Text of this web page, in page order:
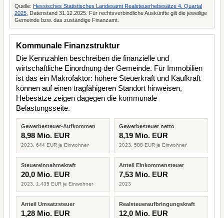
Quelle: Hessisches Statistisches Landesamt Realsteuerhebesätze 4. Quartal
2025 , Datenstand 31.12.2025. Für rechtsverbindliche Auskünfte gilt die jeweilige
Gemeinde bzw. das zuständige Finanzamt.
Kommunale Finanzstruktur
Die Kennzahlen beschreiben die finanzielle und
wirtschaftliche Einordnung der Gemeinde. Für Immobilien
ist das ein Makrofaktor: höhere Steuerkraft und Kaufkraft
können auf einen tragfähigeren Standort hinweisen,
Hebesätze zeigen dagegen die kommunale
Belastungsseite.
Gewerbesteuer-Aufkommen
8,98 Mio. EUR
2023, 644 EUR je Einwohner
Gewerbesteuer netto
8,19 Mio. EUR
2023, 588 EUR je Einwohner
Steuereinnahmekraft
20,0 Mio. EUR
2023, 1.435 EUR je Einwohner
Anteil Einkommensteuer
7,53 Mio. EUR
2023
Anteil Umsatzsteuer
1,28 Mio. EUR
Realsteueraufbringungskraft
12,0 Mio. EUR